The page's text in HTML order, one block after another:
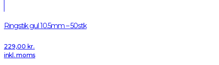
Ringstik gul 10.5mm – 50stk
229,00 kr.
inkl. moms